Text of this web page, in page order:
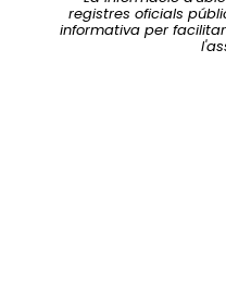
registres oficials
informativa per